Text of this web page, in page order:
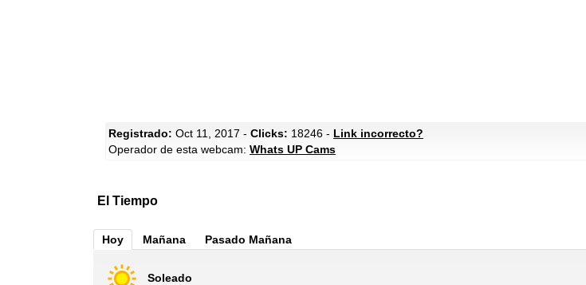
Registrado: Oct 11, 2017 - Clicks: 18246 - Link incorrecto?
Operador de esta webcam: Whats UP Cams
El Tiempo
Hoy Mañana Pasado Mañana
Soleado